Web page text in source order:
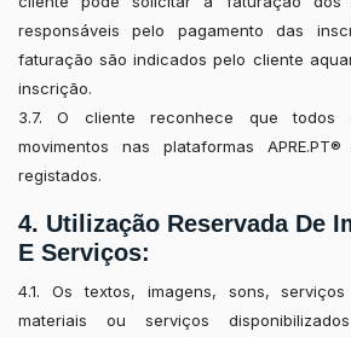
responsáveis pelo pagamento das
faturação são indicados pelo cliente
inscrição.
3.7. O cliente reconhece que
movimentos nas plataformas
registados.
4. Utilização Reservada De
E Serviços:
4.1. Os textos, imagens, sons,
materiais ou serviços